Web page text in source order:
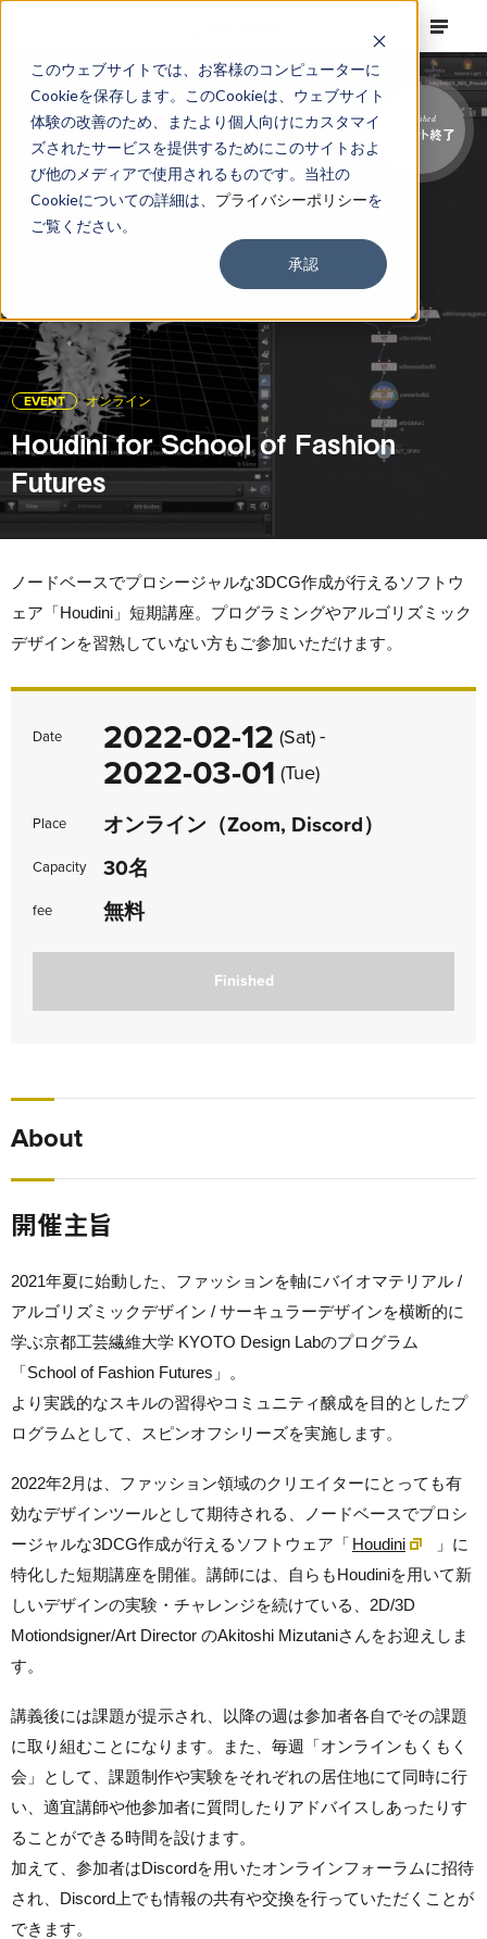
このウェブサイトでは、お客様のコンピューターに
Cookieを保存します。このCookieは、ウェブサイト
体験の改善のため、またより個人向けにカスタマイ
ズされたサービスを提供するためにこのサイトおよ
び他のメディアで使用されるものです。当社の
Cookieについての詳細は、 プライバシーポリシーを
ご覧ください。
承認
EVENT オンライン
Houdini for School of Fashion
Futures
Finished
イベント終了
ノードベースでプロシージャルな3DCG作成が行えるソフトウ
ェア「Houdini」短期講座。プログラミングやアルゴリズミック
デザインを習熟していない方もご参加いただけます。
Date 2022-02-12 (Sat)-
2022-03-01 (Tue)
Place オンライン（Zoom, Discord）
Capacity 30名
fee 無料
Finished
About
開催主旨
2021年夏に始動した、ファッションを軸にバイオマテリアル /
アルゴリズミックデザイン / サーキュラーデザインを横断的に
学ぶ京都工芸繊維大学 KYOTO Design Labのプログラム
「School of Fashion Futures」。
より実践的なスキルの習得やコミュニティ醸成を目的としたプ
ログラムとして、スピンオフシリーズを実施します。
2022年2月は、ファッション領域のクリエイターにとっても有
効なデザインツールとして期待される、ノードベースでプロシ
ージャルな3DCG作成が行えるソフトウェア「 Houdini
」に
特化した短期講座を開催。講師には、自らもHoudiniを用いて新
しいデザインの実験・チャレンジを続けている、2D/3D
Motiondsigner/Art Director のAkitoshi Mizutaniさんをお迎えしま
す。
講義後には課題が提示され、以降の週は参加者各自でその課題
に取り組むことになります。また、毎週「オンラインもくもく
会」として、課題制作や実験をそれぞれの居住地にて同時に行
い、適宜講師や他参加者に質問したりアドバイスしあったりす
ることができる時間を設けます。
加えて、参加者はDiscordを用いたオンラインフォーラムに招待
され、Discord上でも情報の共有や交換を行っていただくことが
できます。